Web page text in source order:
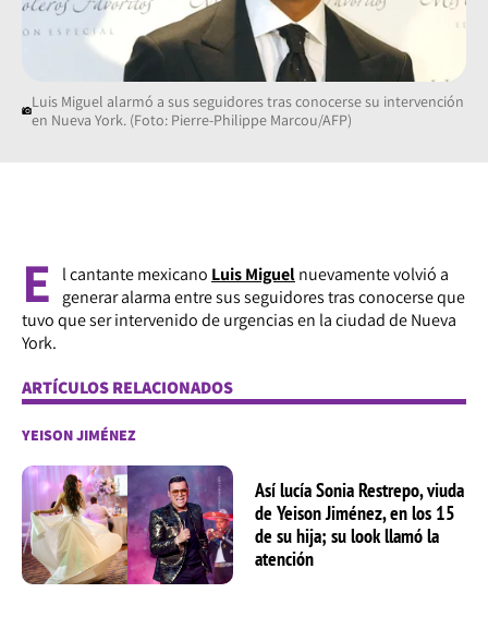
Luis Miguel alarmó a sus seguidores tras conocerse su intervención
en Nueva York. (Foto: Pierre-Philippe Marcou/AFP)
E l cantante mexicano Luis Miguelnuevamente volvió a
generar alarma entre sus seguidores tras conocerse que
tuvo que ser intervenido de urgencias en la ciudad de Nueva
York.
ARTÍCULOS RELACIONADOS
YEISON JIMÉNEZ
Así lucía Sonia Restrepo, viuda
de Yeison Jiménez, en los 15
de su hija; su look llamó la
atención